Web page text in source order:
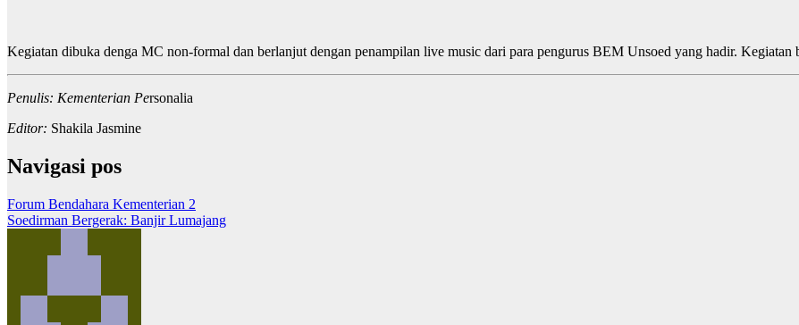
Kegiatan dibuka denga MC non-formal dan berlanjut dengan penampilan live music dari para pengurus BEM Unsoed yang hadir. Kegiatan
Penulis: Kementerian Personalia
Editor: Shakila Jasmine
Navigasi pos
Forum Bendahara Kementerian 2
Soedirman Bergerak: Banjir Lumajang